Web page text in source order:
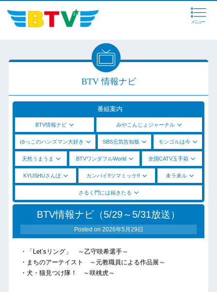
メニュー
BTV 情報ナビ
番組案内
BTV情報ナビ みやこんじょジャーナル
ゆっこのハンズマン大好き SBS元気告知板 モンゴルは今
天然うまうま BTVワンダフルWorld 全国CATV玉手箱
KYUSHUさんぽ カンパイ!!ツマミッケ!! 未ラ来ル
さるく門には福きたる
BTV情報ナビ（5/29～5/31放送）
Posted on 2026年5月29日
・「Let’sリング」 ～乙守咲希選手～
・まちのアーテイスト ～元教職員による作品展～
・犬・猫見つけ隊！ ～咲桃虎～